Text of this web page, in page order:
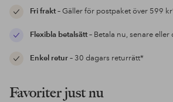
Fri frakt– Gäller för postpaket över 599
Flexibla betalsätt– Betala nu, senare eller
Enkel retur– 30 dagars returrätt*
Favoriter just nu